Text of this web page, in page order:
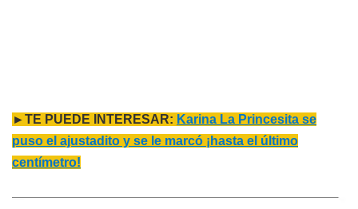
►TE PUEDE INTERESAR: Karina La Princesita se
puso el ajustadito y se le marcó ¡hasta el último
centímetro!